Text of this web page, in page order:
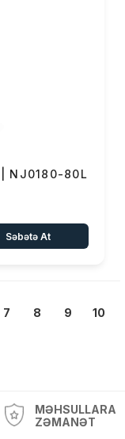
NJ0180-80L
Səbətə At
7 8 9 10
MƏHSULLARA
ZƏMANƏT